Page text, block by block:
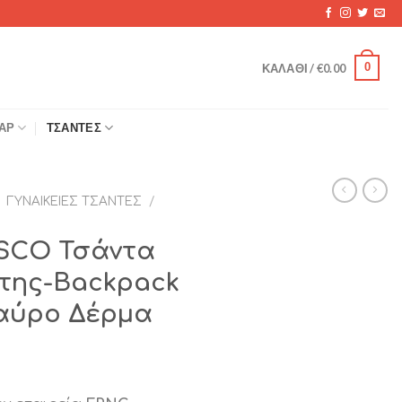
ΚΑΛΆΘΙ /€0.00 0
ΤΣΆΝΤΕΣ
ΓΥΝΑΙΚΕΊΕΣ ΤΣΆΝΤΕΣ
/
Τσάντα
Backpack
Δέρμα